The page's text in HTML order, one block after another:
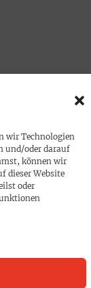
wir Technologien
und/oder darauf
können wir
dieser Website
oder